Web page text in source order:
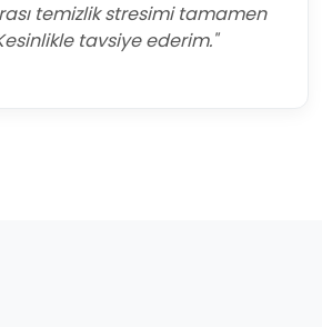
temizlik stresimi tamamen
tavsiye ederim."